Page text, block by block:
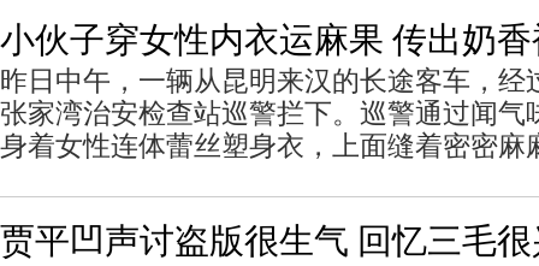
小伙子穿女性内衣运麻果 传出奶
昨日中午，一辆从昆明来汉的长途客车，经
张家湾治安检查站巡警拦下。巡警通过闻气
身着女性连体蕾丝塑身衣，上面缝着密密麻
贾平凹声讨盗版很生气 回忆三毛